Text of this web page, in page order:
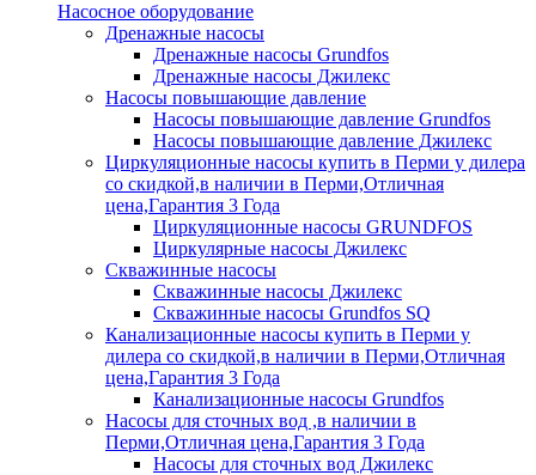
Насосное оборудование
Дренажные насосы
Дренажные насосы Grundfos
Дренажные насосы Джилекс
Насосы повышающие давление
Насосы повышающие давление Grundfos
Насосы повышающие давление Джилекс
Циркуляционные насосы купить в Перми у дилера
со скидкой,в наличии в Перми,Отличная
цена,Гарантия 3 Года
Циркуляционные насосы GRUNDFOS
Циркулярные насосы Джилекс
Скважинные насосы
Скважинные насосы Джилекс
Скважинные насосы Grundfos SQ
Канализационные насосы купить в Перми у
дилера со скидкой,в наличии в Перми,Отличная
цена,Гарантия 3 Года
Канализационные насосы Grundfos
Насосы для сточных вод ,в наличии в
Перми,Отличная цена,Гарантия 3 Года
Насосы для сточных вод Джилекс